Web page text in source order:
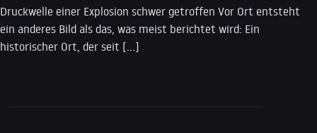
Druckwelle einer Explosion schwer getroffen Vor Ort entsteht
ein anderes Bild als das, was meist berichtet wird: Ein
historischer Ort, der seit […]